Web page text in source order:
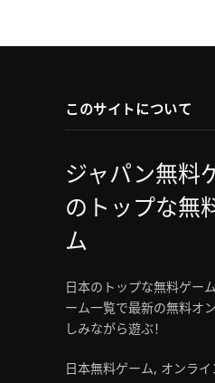
このサイトについて
ジャパン無料
のトップな無
ム
日本のトップな無料ゲー
ーム一覧で最新の無料オ
しみながら遊ぶ！
日本無料ゲーム, オンラ